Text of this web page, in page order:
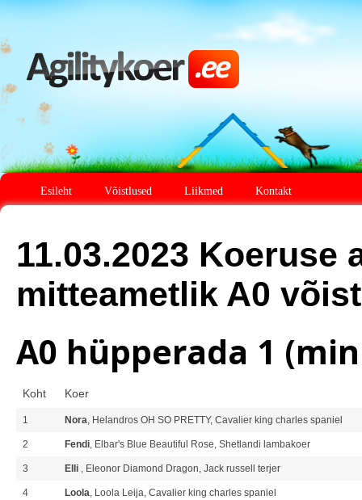
Esileht Võistlused Liikmed Kontakt
11.03.2023 Koeruse
mitteametlik A0
A0 hüpperada 1
Koht Koer
1 Nora, Helandros OH SO PRETTY, Cavalier king charles spaniel
2 Fendi, Elbar's Blue Beautiful Rose, Shetlandi lambakoer
3 Elli , Eleonor Diamond Dragon, Jack russell terjer
4 Loola, Loola Leija, Cavalier king charles spaniel